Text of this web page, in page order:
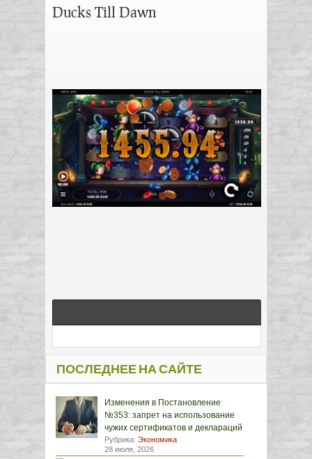
Ducks Till Dawn
ПОСЛЕДНЕЕ НА САЙТЕ
Изменения в Постановление
№353: запрет на использование
чужих сертификатов и деклараций
Рубрика: Экономика
28 июля, 2026